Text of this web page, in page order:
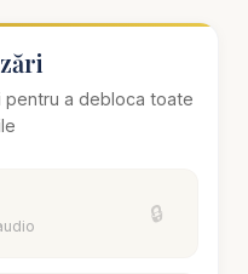
pentru a debloca toate
🔒